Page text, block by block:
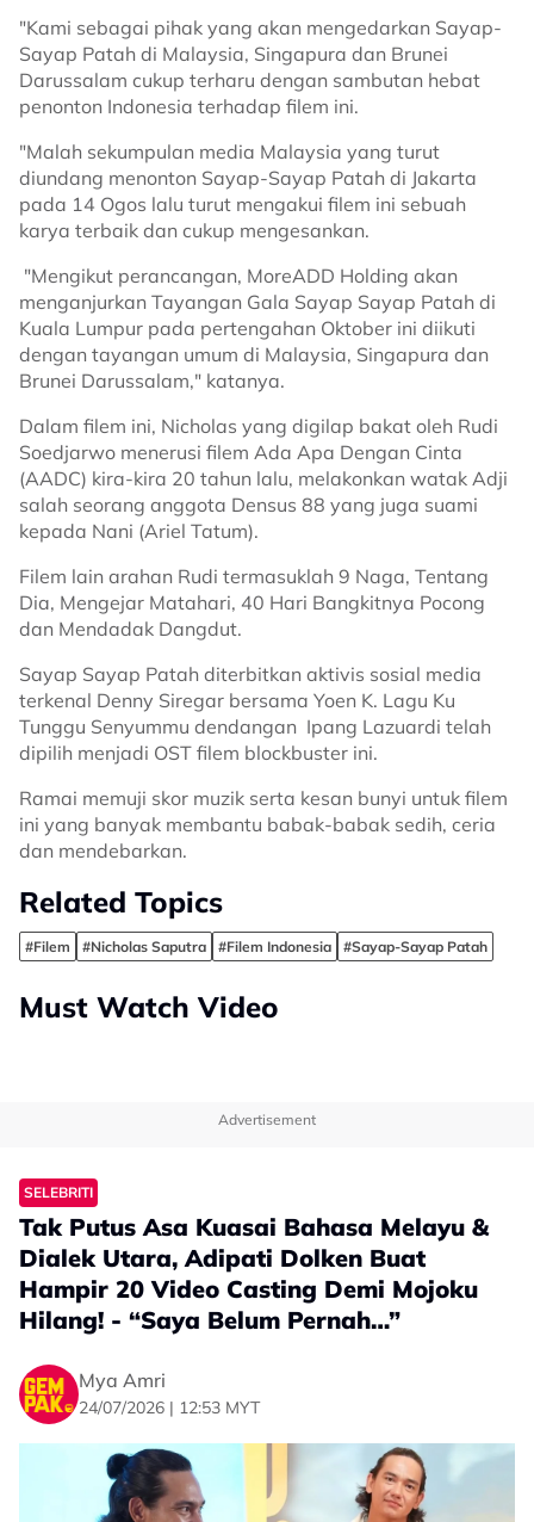
"Kami sebagai pihak yang akan mengedarkan Sayap-
Sayap Patah di Malaysia, Singapura dan Brunei
Darussalam cukup terharu dengan sambutan hebat
penonton Indonesia terhadap filem ini.
"Malah sekumpulan media Malaysia yang turut
diundang menonton Sayap-Sayap Patah di Jakarta
pada 14 Ogos lalu turut mengakui filem ini sebuah
karya terbaik dan cukup mengesankan.
"Mengikut perancangan, MoreADD Holding akan
menganjurkan Tayangan Gala Sayap Sayap Patah di
Kuala Lumpur pada pertengahan Oktober ini diikuti
dengan tayangan umum di Malaysia, Singapura dan
Brunei Darussalam," katanya.
Dalam filem ini, Nicholas yang digilap bakat oleh Rudi
Soedjarwo menerusi filem Ada Apa Dengan Cinta
(AADC) kira-kira 20 tahun lalu, melakonkan watak Adji
salah seorang anggota Densus 88 yang juga suami
kepada Nani (Ariel Tatum).
Filem lain arahan Rudi termasuklah 9 Naga, Tentang
Dia, Mengejar Matahari, 40 Hari Bangkitnya Pocong
dan Mendadak Dangdut.
Sayap Sayap Patah diterbitkan aktivis sosial media
terkenal Denny Siregar bersama Yoen K. Lagu Ku
Tunggu Senyummu dendangan Ipang Lazuardi telah
dipilih menjadi OST filem blockbuster ini.
Ramai memuji skor muzik serta kesan bunyi untuk filem
ini yang banyak membantu babak-babak sedih, ceria
dan mendebarkan.
Related Topics
#Filem #Nicholas Saputra #Filem Indonesia #Sayap-Sayap Patah
Must Watch Video
Advertisement
SELEBRITI
Tak Putus Asa Kuasai Bahasa Melayu &
Dialek Utara, Adipati Dolken Buat
Hampir 20 Video Casting Demi Mojoku
Hilang! - “Saya Belum Pernah…”
Mya Amri
24/07/2026 | 12:53 MYT